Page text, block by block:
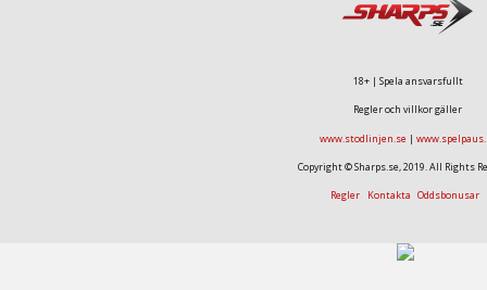
18+ | Spela ansvarsfullt
Regler och villkor gäller
www.stodlinjen.se |
Copyright © Sharps.se, 2019. All Rights
Regler Kontakta Oddsbonusar